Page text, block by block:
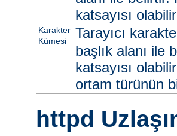
katsayısı
Karakter
Kümesi
Tarayıcı
başlık alanı ile
katsayısı
ortam türünün
httpd